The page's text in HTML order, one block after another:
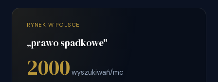
RYNEK W POLSCE
„prawo spadkowe"
2000 wyszukiwań/mc